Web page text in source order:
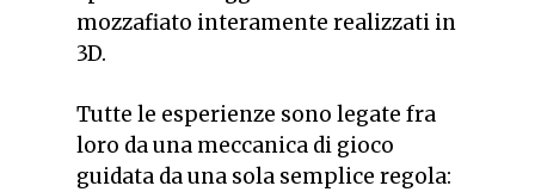
mozzafiato interamente realizzati in
3D.
Tutte le esperienze sono legate fra
loro da una meccanica di gioco
guidata da una sola semplice regola: